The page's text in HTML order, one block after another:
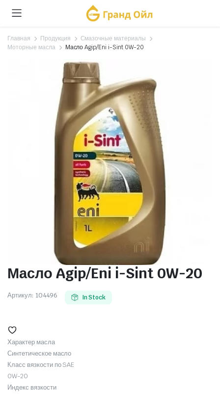
Главная Продукция
Смазочные материалы
Моторные масла
Масло Agip/Eni i-Sint 0W-20
Масло Agip/Eni i-Sint 0W-20
Артикул: 104496 In Stock
Характер масла
Синтетическое масло
Класс вязкости по SAE
0W-20
Индекс вязкости